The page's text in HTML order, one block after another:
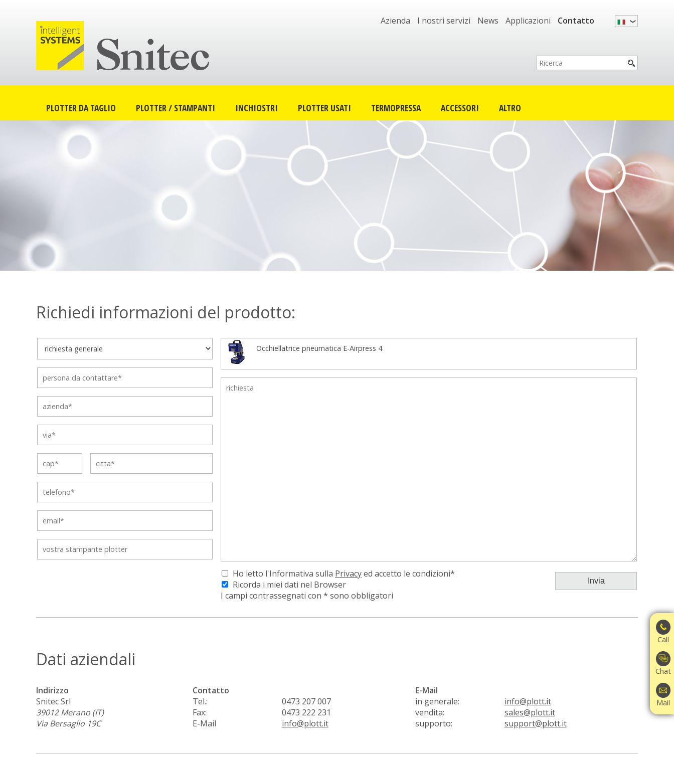
Azienda I nostri servizi News Applicazioni Contatto
PLOTTER DA TAGLIO PLOTTER / STAMPANTI INCHIOSTRI PLOTTER USATI TERMOPRESSA ACCESSORI ALTRO
Richiedi informazioni del prodotto:
Ho letto l'Informativa sulla Privacyed accetto le condizioni*
Ricorda i miei dati nel Browser
I campi contrassegnati con * sono obbligatori
Dati aziendali
Indirizzo
Snitec Srl
39012 Merano (IT)
Via Bersaglio 19C
Contatto
Tel.:
0473 207 007
Fax:
0473 222 231
E-Mail
info@plott.it
E-Mail
in generale:
info@plott.it
vendita:
sales@plott.it
supporto:
support@plott.it
Call
Chat
Mail